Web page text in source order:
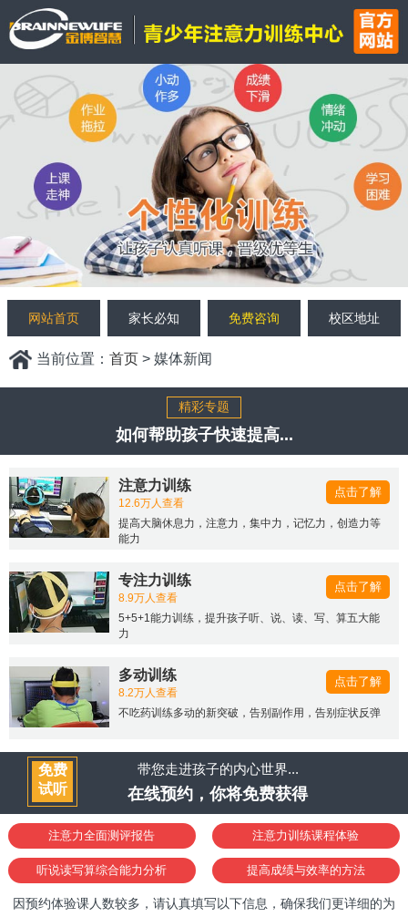
网站首页 家长必知 免费咨询 校区地址
当前位置： 首页 > 媒体新闻
精彩专题
如何帮助孩子快速提高...
注意力训练
12.6万人查看
提高大脑休息力，注意力，集中力，记忆力，创造力等
能力
点击了解
专注力训练
8.9万人查看
5+5+1能力训练，提升孩子听、说、读、写、算五大能
力
点击了解
多动训练
8.2万人查看
不吃药训练多动的新突破，告别副作用，告别症状反弹
点击了解
带您走进孩子的内心世界...
在线预约，你将免费获得
免费
试听
注意力全面测评报告 注意力训练课程体验
听说读写算综合能力分析 提高成绩与效率的方法
因预约体验课人数较多，请认真填写以下信息，确保我们更详细的为